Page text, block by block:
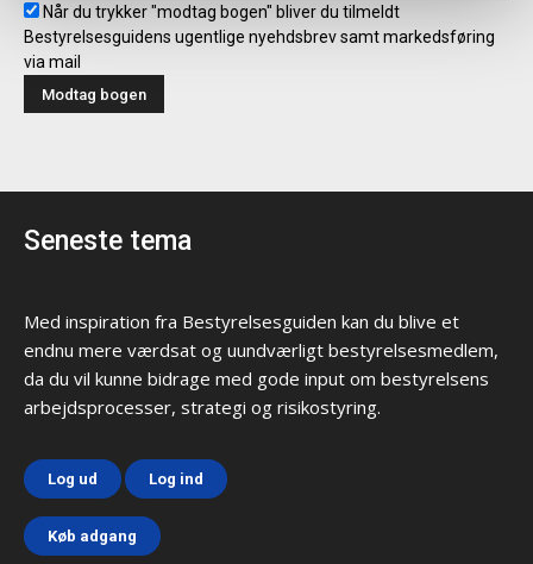
Når du trykker "modtag bogen" bliver du tilmeldt
Bestyrelsesguidens ugentlige nyehdsbrev samt markedsføring
via mail
Seneste tema
Med inspiration fra Bestyrelsesguiden kan du blive et
endnu mere værdsat og uundværligt bestyrelsesmedlem,
da du vil kunne bidrage med gode input om bestyrelsens
arbejdsprocesser, strategi og risikostyring.
Log ud Log ind
Køb adgang